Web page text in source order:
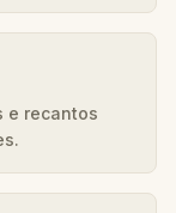
e recantos